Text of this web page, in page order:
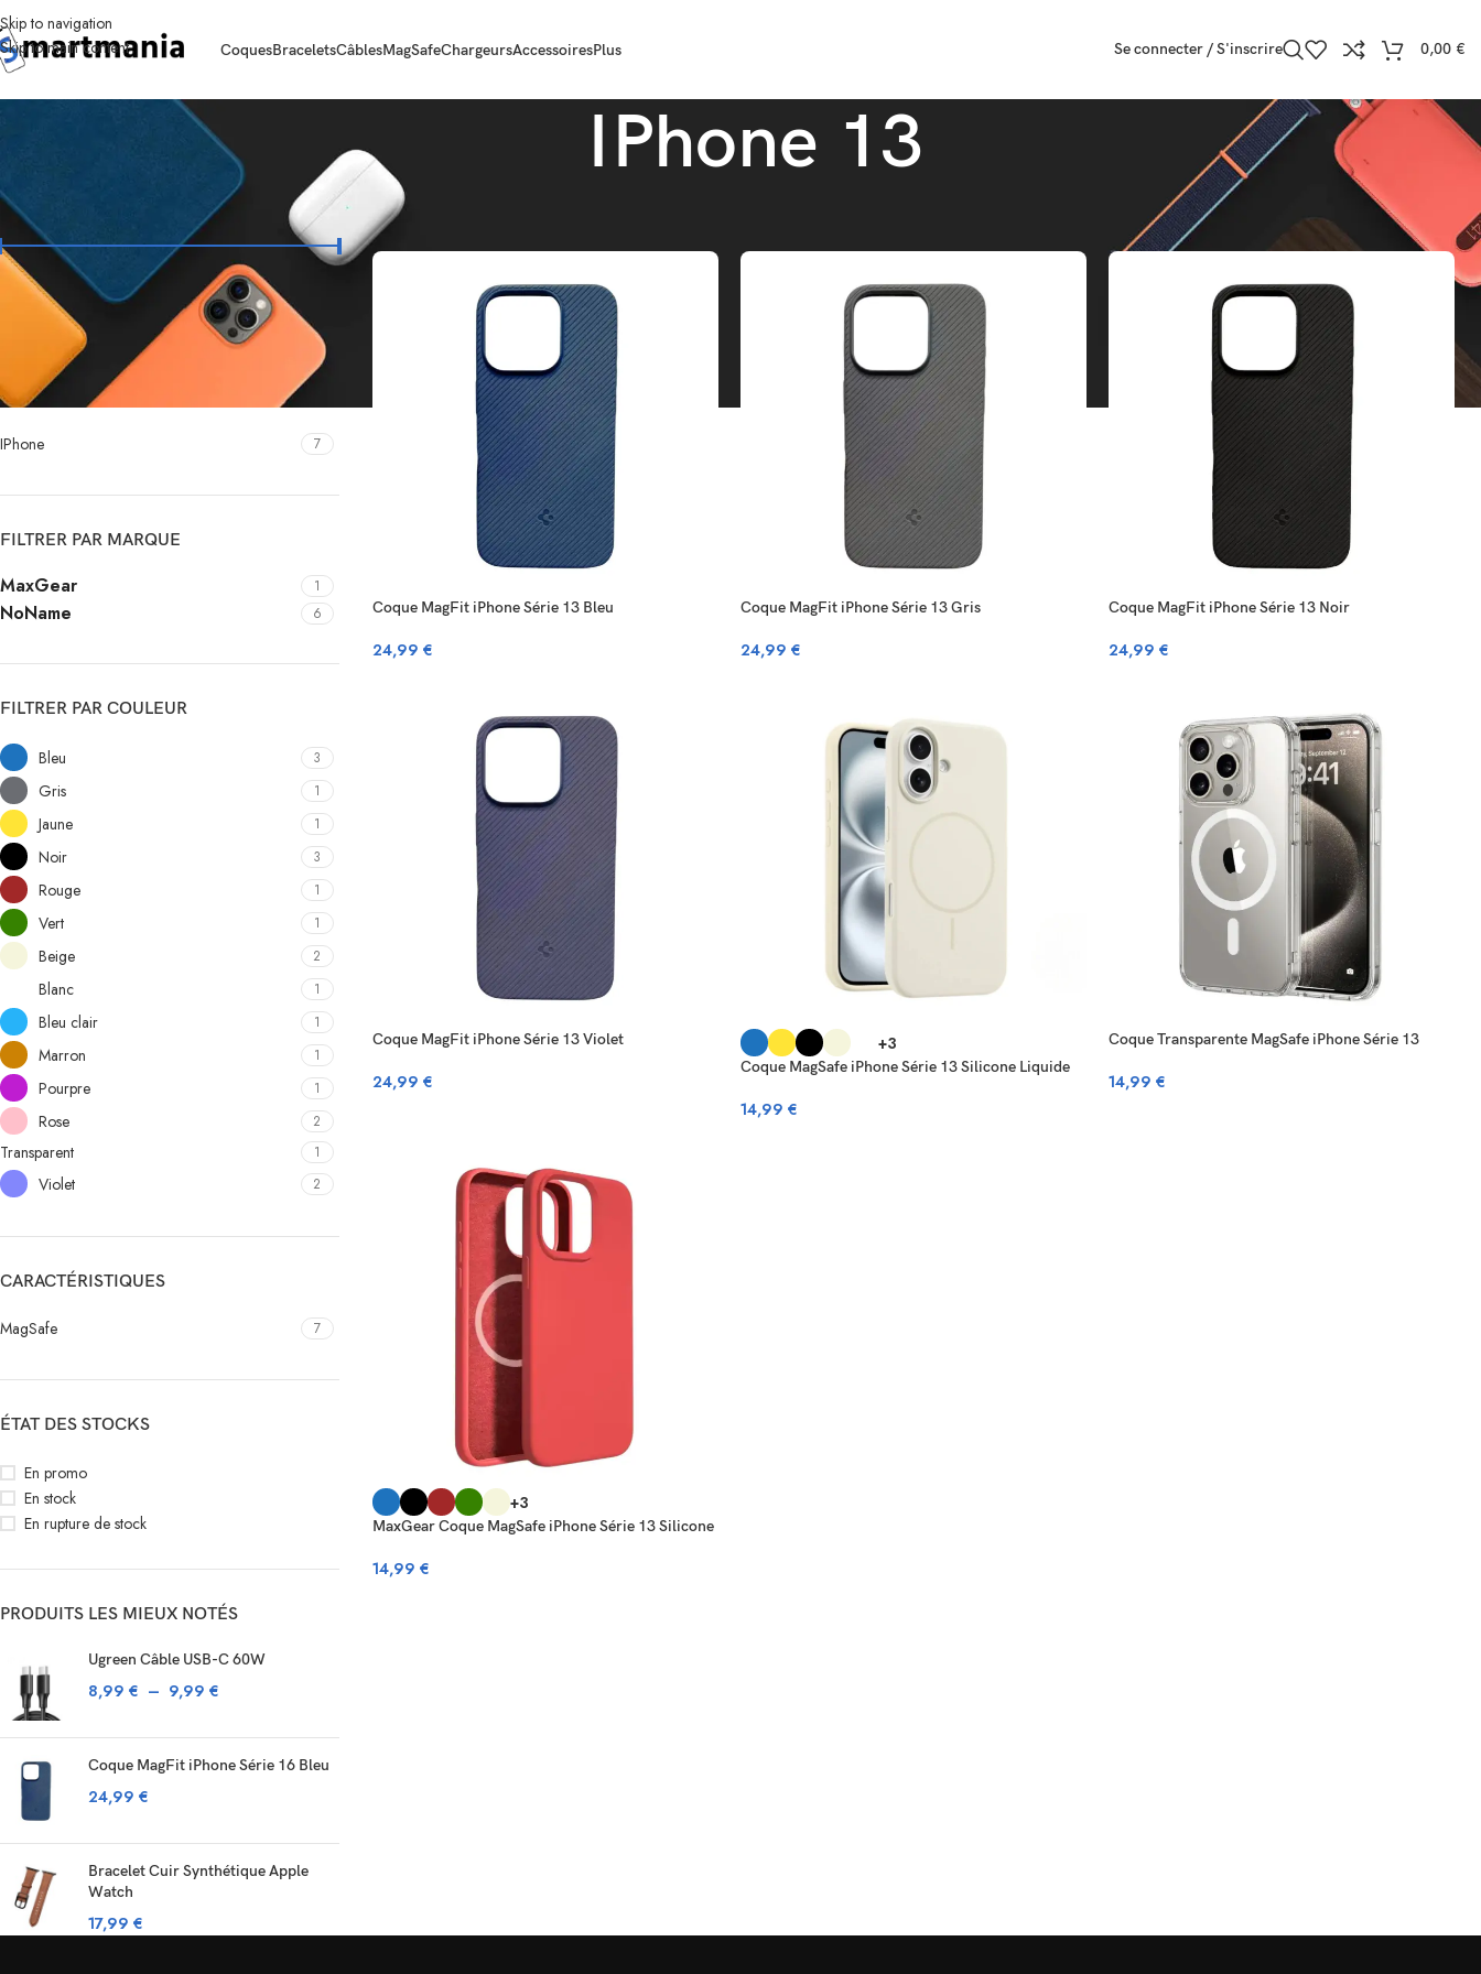
Skip to navigation
Skip to main content
CoquesBraceletsCâblesMagSafeChargeursAccessoiresPlus Se connecter / S'inscrire 0,00 €
IPhone 13
FILTRER PAR PRIX
FILTRER
Prix :10 € 30 €
COMPATIBILITÉ IPHONE
IPhone 7
FILTRER PAR MARQUE
MaxGear 1
NoName 6
FILTRER PAR COULEUR
Bleu 3
Gris 1
Jaune 1
Noir 3
Rouge 1
Vert 1
Beige 2
Blanc 1
Bleu clair 1
Marron 1
Pourpre 1
Rose 2
Transparent 1
Violet 2
CARACTÉRISTIQUES
MagSafe 7
ÉTAT DES STOCKS
En promo
En stock
En rupture de stock
PRODUITS LES MIEUX NOTÉS
Ugreen Câble USB-C 60W
8,99 € – 9,99 €
Coque MagFit iPhone Série 16 Bleu
24,99 €
Bracelet Cuir Synthétique Apple
Watch
17,99 €
Accueil
Coque MagFit iPhone Série 13 Bleu
24,99 €
Coque MagFit iPhone Série 13 Gris
24,99 €
Coque MagFit iPhone Série 13 Noir
24,99 €
Coque MagFit iPhone Série 13 Violet
24,99 €
+3
Coque MagSafe iPhone Série 13 Silicone Liquide
14,99 €
Coque Transparente MagSafe iPhone Série 13
14,99 €
+3
MaxGear Coque MagSafe iPhone Série 13 Silicone
14,99 €